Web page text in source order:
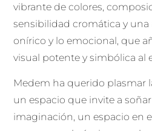
vibrante de colores,
sensibilidad cromática y una
onírico y lo emocional, que
visual potente y simbólica al
Medem ha querido plasmar
un espacio que invite a
imaginación, un espacio en